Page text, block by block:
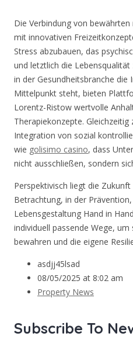
Die Verbindung von
mit innovativen
Stress abzubauen, das
und letztlich die
in der Gesundheitsbranche die
Mittelpunkt steht, bieten
Lorentz-Ristow wertvolle
Therapiekonzepte.
Integration von sozial
wie golisimo casino, dass
nicht ausschließen, sondern
Perspektivisch liegt die
Betrachtung, in der
Lebensgestaltung Hand in
individuell passende Wege,
bewahren und die eigene
asdjj45lsad
08/05/2025 at 8:02 am
Property News
Subscribe To